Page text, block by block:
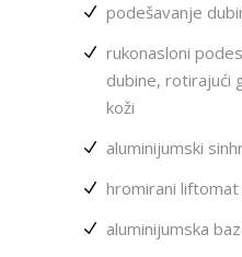
podešavanje
rukonasloni
dubine, rotirajući
koži
aluminijumski
hromirani liftomat
aluminijumska